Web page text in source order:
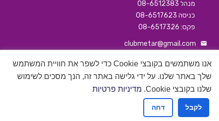
מנהל 08-6512383
כניסה 08-6517623
פקס: 08-6517326
clubmetar@gmail.com
דף הבפיסבוק שלנו
האינסטגרם שלנו
אפיק פרסום בניית אתרים
אנו משתמשים בקובצי Cookie כדי לשפר את חוויית המשתמש
שלך באתר שלנו. על ידי גלישה באתר זה, הנך מסכים לשימוש
שלנו בקובצי Cookie.
מדיניות פרטיות
לקבל דחה